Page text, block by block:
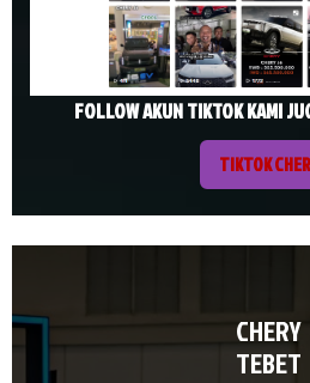
FOLLOW AKUN TIKTOK KAMI
TIKTOK
CHERY
TEBET